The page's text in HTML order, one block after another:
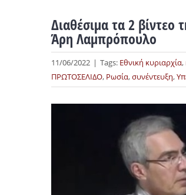
Διαθέσιμα τα 2 βίντεο
Άρη Λαμπρόπουλο
11/06/2022 | Tags: Εθνική κυριαρχία,
ΠΡΩΤΟΣΕΛΙΔΟ, Ρωσία,συνέντευξη,